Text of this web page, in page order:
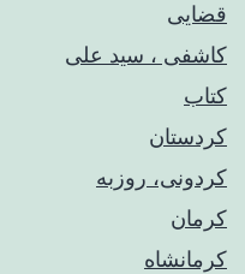
قضایی
کاشفی ، سید علی
کتاب
کردستان
کردونی، روزبه
کرمان
کرمانشاه